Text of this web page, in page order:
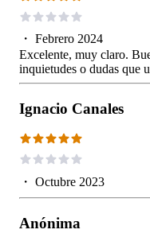
・ Febrero 2024
Excelente, muy claro.
inquietudes o dudas que
Ignacio Canales
・ Octubre 2023
Anónima